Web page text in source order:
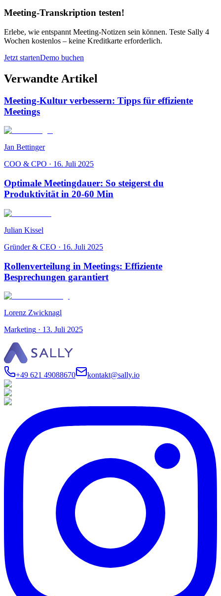
Meeting-Transkription testen!
Erlebe, wie entspannt Meeting-Notizen sein können. Teste Sally 4
Wochen kostenlos – keine Kreditkarte erforderlich.
Jetzt startenDemo buchen
Verwandte Artikel
Meeting-Kultur verbessern: Tipps für effiziente
Meetings
Jan Bettinger
COO & CPO · 16. Juli 2025
Optimale Meetingdauer: So steigerst du
Produktivität in 20-60 Min
Julian Kissel
Gründer & CEO · 16. Juli 2025
Rollenverteilung in Meetings: Effiziente
Besprechungen garantiert
Lorenz Zwicknagl
Marketing · 13. Juli 2025
+49 621 49088670 kontakt@sally.io